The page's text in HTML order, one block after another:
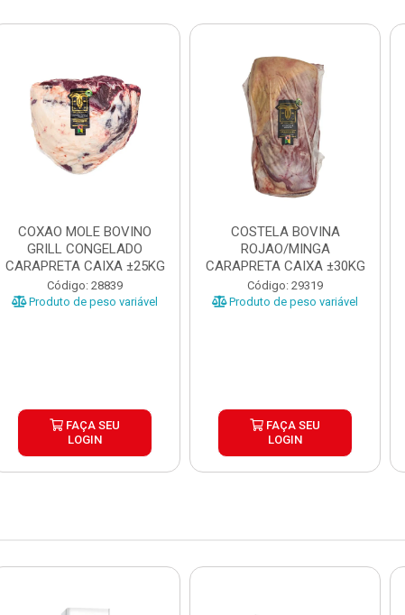
COXAO MOLE BOVINO
GRILL CONGELADO
CARAPRETA CAIXA ±25KG
Código: 28839
Produto de peso variável
FAÇA SEU
LOGIN
COSTELA BOVINA
ROJAO/MINGA
CARAPRETA CAIXA ±30KG
Código: 29319
Produto de peso variável
FAÇA SEU
LOGIN